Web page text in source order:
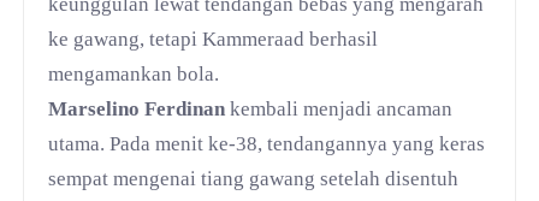
ke gawang, tetapi Kammeraad berhasil
mengamankan bola.
Marselino Ferdinan kembali menjadi ancaman
utama. Pada menit ke-38, tendangannya yang keras
sempat mengenai tiang gawang setelah disentuh